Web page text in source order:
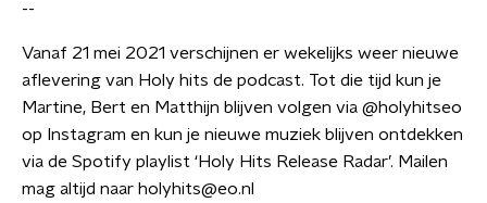
--
Vanaf 21 mei 2021 verschijnen er wekelijks weer nieuwe
aflevering van Holy hits de podcast. Tot die tijd kun je
Martine, Bert en Matthijn blijven volgen via @holyhitseo
op Instagram en kun je nieuwe muziek blijven ontdekken
via de Spotify playlist ‘Holy Hits Release Radar’. Mailen
mag altijd naar holyhits@eo.nl